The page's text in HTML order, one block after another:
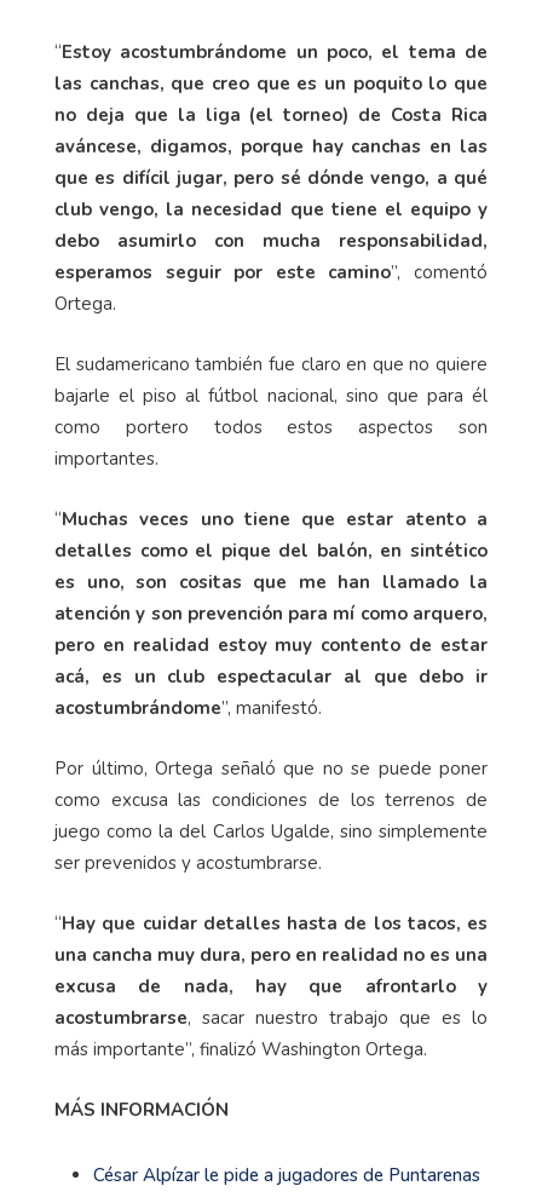
“Estoy acostumbrándome un poco, el tema de
las canchas, que creo que es un poquito lo que
no deja que la liga (el torneo) de Costa Rica
aváncese, digamos, porque hay canchas en las
que es difícil jugar, pero sé dónde vengo, a qué
club vengo, la necesidad que tiene el equipo y
debo asumirlo con mucha responsabilidad,
esperamos seguir por este camino”, comentó
Ortega.
El sudamericano también fue claro en que no quiere
bajarle el piso al fútbol nacional, sino que para él
como portero todos estos aspectos son
importantes.
“Muchas veces uno tiene que estar atento a
detalles como el pique del balón, en sintético
es uno, son cositas que me han llamado la
atención y son prevención para mí como arquero,
pero en realidad estoy muy contento de estar
acá, es un club espectacular al que debo ir
acostumbrándome”, manifestó.
Por último, Ortega señaló que no se puede poner
como excusa las condiciones de los terrenos de
juego como la del Carlos Ugalde, sino simplemente
ser prevenidos y acostumbrarse.
“Hay que cuidar detalles hasta de los tacos, es
una cancha muy dura, pero en realidad no es una
excusa de nada, hay que afrontarlo y
acostumbrarse, sacar nuestro trabajo que es lo
más importante”, finalizó Washington Ortega.
MÁS INFORMACIÓN
César Alpízar le pide a jugadores de Puntarenas